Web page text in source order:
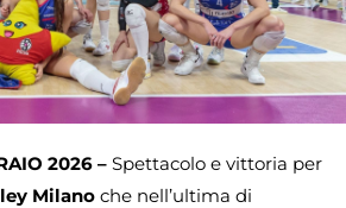
2026 – Spettacolo e vittoria per
Milano che nell’ultima di